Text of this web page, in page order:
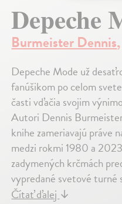
Depeche
Burmeister Dennis
Depeche Mode už
fanúšikom po celom
časti vďačia svojim
Autori Dennis
knihe zameriavajú práve
medzi rokmi 1980 a
zadymených krčmách
vypredané svetové turné
Čítať ďalej↓